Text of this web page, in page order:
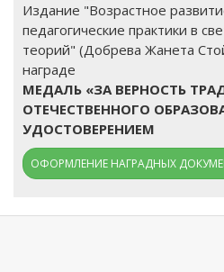
Издание "Возрастное
педагогические практики в
теорий" (Добрева Жанета
награде
МЕДАЛЬ «ЗА ВЕРНОСТЬ
ОТЕЧЕСТВЕННОГО
УДОСТОВЕРЕНИЕМ
ОФОРМЛЕНИЕ НАГРАДНЫХ